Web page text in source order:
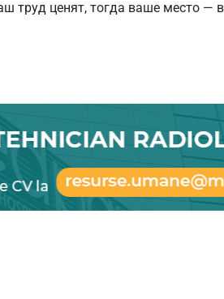
труд ценят, тогда ваше место — в